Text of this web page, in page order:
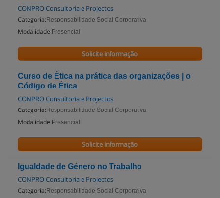
CONPRO Consultoria e Projectos
Categoria: Responsabilidade Social Corporativa
Modalidade: Presencial
Solicite informação
Curso de Ética na prática das organizações | o
Código de Ética
CONPRO Consultoria e Projectos
Categoria: Responsabilidade Social Corporativa
Modalidade: Presencial
Solicite informação
Igualdade de Género no Trabalho
CONPRO Consultoria e Projectos
Categoria: Responsabilidade Social Corporativa